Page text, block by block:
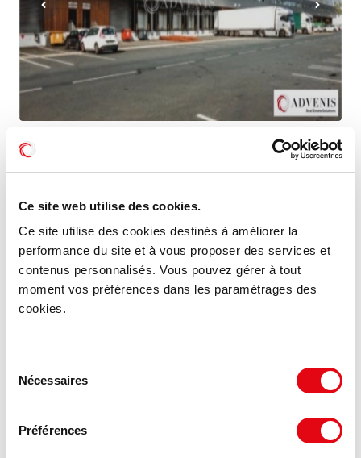
Ce site web utilise des cookies.
Ce site utilise des cookies destinés à améliorer la
performance du site et à vous proposer des services et
contenus personnalisés. Vous pouvez gérer à tout
moment vos préférences dans les paramétrages des
cookies.
Nécessaires
Préférences
Location Activités Entrepôts BRUGES
77.48 €
HT HC/m²/an
MIS À JOUR